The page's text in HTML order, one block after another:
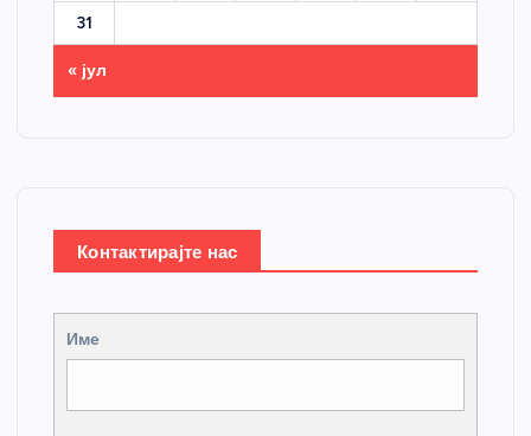
31
« јул
Контактирајте нас
Име